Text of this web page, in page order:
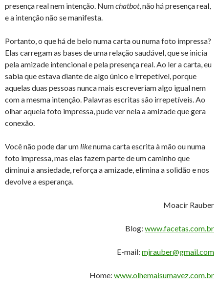
presença real nem intenção. Numchatbot, não há presença real,
e a intenção não se manifesta.
Portanto, o que há de belo numa carta ou numa foto impressa?
Elas carregam as bases de uma relação saudável, que se inicia
pela amizade intencional e pela presença real. Ao ler a carta, eu
sabia que estava diante de algo único e irrepetível, porque
aquelas duas pessoas nunca mais escreveriam algo igual nem
com a mesma intenção. Palavras escritas são irrepetíveis. Ao
olhar aquela foto impressa, pude ver nela a amizade que gera
conexão.
Você não pode dar um likenuma carta escrita à mão ou numa
foto impressa, mas elas fazem parte de um caminho que
diminui a ansiedade, reforça a amizade, elimina a solidão e nos
devolve a esperança.
Moacir Rauber
Blog: www.facetas.com.br
E-mail: mjrauber@gmail.com
Home: www.olhemaisumavez.com.br